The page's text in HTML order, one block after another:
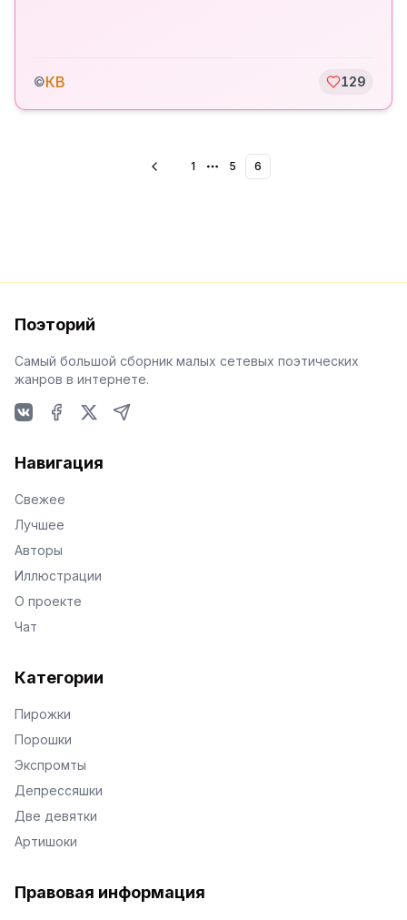
©КВ 129
1 More pages
5 6
Поэторий
Самый большой сборник малых сетевых поэтических
жанров в интернете.
Навигация
Свежее
Лучшее
Авторы
Иллюстрации
О проекте
Чат
Категории
Пирожки
Порошки
Экспромты
Депрессяшки
Две девятки
Артишоки
Правовая информация